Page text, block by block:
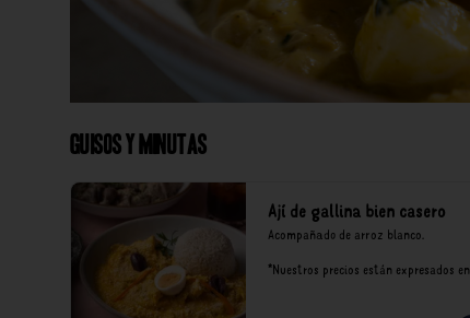
Guisos y Minutas
Ají de gallina bien casero
Acompañado de arroz blanco.
*Nuestros precios están expresados en